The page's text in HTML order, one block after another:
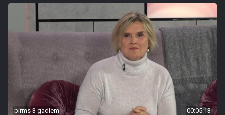
pirms 3 gadiem 00:05:13